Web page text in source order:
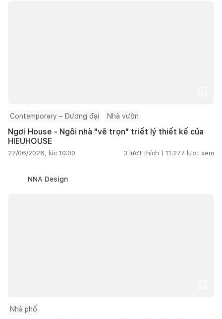
Contemporary – Đương đại Nhà vườn
Ngơi House - Ngôi nhà "vẽ trọn" triết lý thiết kế của
HIEUHOUSE
27/06/2026, lúc 10:00 3 lượt thích | 11.277 lượt xem
NNA Design
Nhà phố